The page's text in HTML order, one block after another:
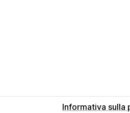
Informativa sulla